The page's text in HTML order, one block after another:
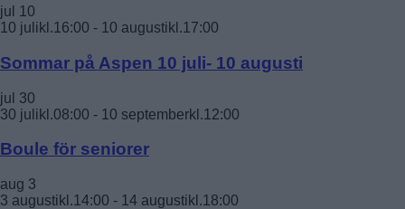
jul 10
10 julikl.16:00 - 10 augustikl.17:00
Sommar på Aspen 10 juli- 10 augusti
jul 30
30 julikl.08:00 - 10 septemberkl.12:00
Boule för seniorer
aug 3
3 augustikl.14:00 - 14 augustikl.18:00